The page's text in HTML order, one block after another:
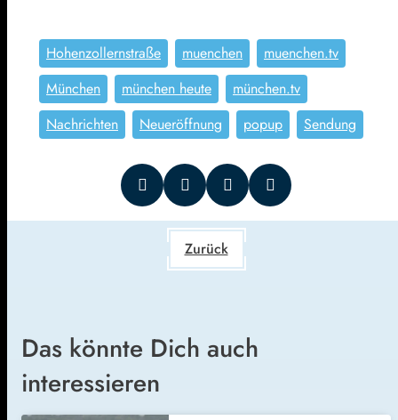
Hohenzollernstraße muenchen
muenchen.tv
München
münchen heute
münchen.tv
Nachrichten
Neueröffnung popup Sendung
Zurück
Das könnte Dich auch
interessieren